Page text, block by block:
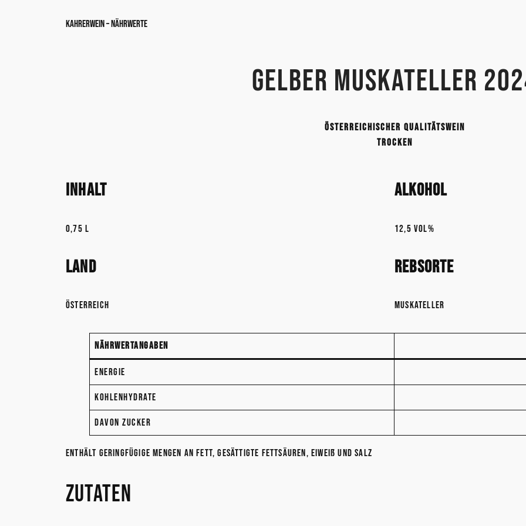
Kahrerwein – Nährwerte
Gelber Muskateller
Österreichischer Qualitätswein
trocken
Inhalt
0,75 l
Land
Österreich
Alkohol
12,5 Vol%
Rebsorte
Muskateller
NÄHRWERTANGABEN
Energie
Kohlenhydrate
Davon Zucker
Enthält geringfügige Mengen an Fett, gesättigte Fettsäuren, Eiweiß und Salz
Zutaten